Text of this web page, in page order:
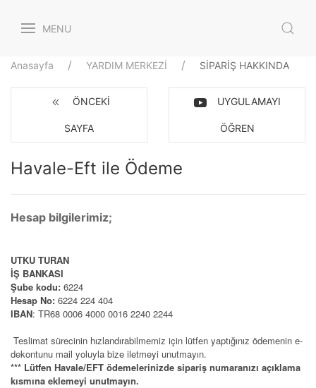
MENU
Anasayfa YARDIM MERKEZİ SİPARİŞ HAKKINDA
ÖNCEKI
SAYFA
UYGULAMAYI
ÖĞREN
Havale-Eft ile Ödeme
Hesap bilgilerimiz;
UTKU TURAN
İŞ BANKASI
Şube kodu: 6224
Hesap No: 6224 224 404
IBAN: TR68 0006 4000 0016 2240 2244
Teslimat sürecinin hızlandırabilmemiz için lütfen yaptığınız ödemenin e-
dekontunu mail yoluyla bize iletmeyi unutmayın.
*** Lütfen Havale/EFT ödemelerinizde sipariş numaranızı açıklama
kısmına eklemeyi unutmayın.